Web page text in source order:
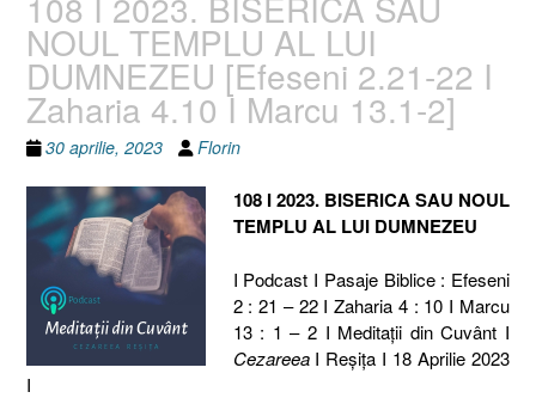
NOUL TEMPLU AL LUI
DUMNEZEU [Efeseni 2.21-22 I
Zaharia 4.10 I Marcu 13.1-2]
30 aprilie, 2023 Florin
108 I 2023. BISERICA SAU NOUL
TEMPLU AL LUI DUMNEZEU
I Podcast I Pasaje Biblice : Efeseni
2 : 21 – 22 I Zaharia 4 : 10 I Marcu
13 : 1 – 2 I Meditaţii din Cuvânt I
CezareeaI Reşiţa I 18 Aprilie 2023
I